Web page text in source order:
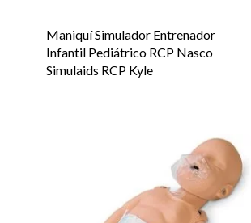
Maniquí Simulador Entrenador
Infantil Pediátrico RCP Nasco
Simulaids RCP Kyle